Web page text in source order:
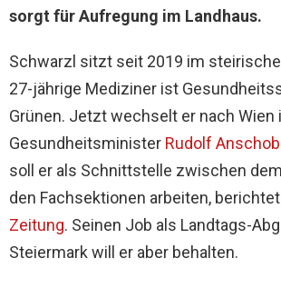
sorgt für Aufregung im Landhaus.
Schwarzl sitzt seit 2019 im
27-jährige Mediziner ist
Grünen. Jetzt wechselt er nach Wien
Gesundheitsminister Rudolf
soll er als Schnittstelle zwischen
den Fachsektionen arbeiten,
Zeitung. Seinen Job als Landtags-
Steiermark will er aber behalten.